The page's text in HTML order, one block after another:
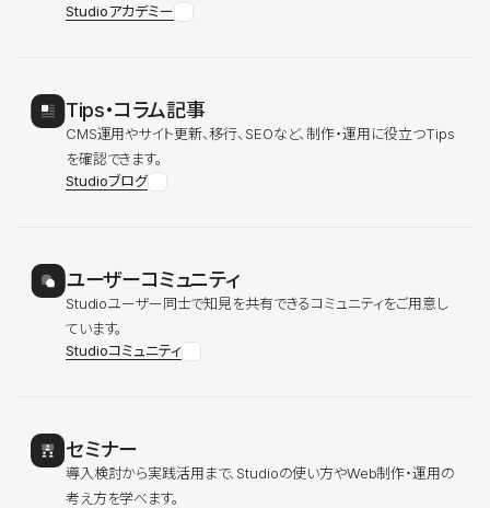
Studioアカデミー
Tips・コラム記事
CMS運用やサイト更新、移行、SEOなど、制作・運用に役立つTips
を確認できます。
Studioブログ
ユーザーコミュニティ
Studioユーザー同士で知見を共有できるコミュニティをご用意し
ています。
Studioコミュニティ
セミナー
導入検討から実践活用まで、Studioの使い方やWeb制作・運用の
考え方を学べます。